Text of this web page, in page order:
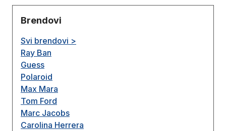
Brendovi
Svi brendovi >
Ray Ban
Guess
Polaroid
Max Mara
Tom Ford
Marc Jacobs
Carolina Herrera